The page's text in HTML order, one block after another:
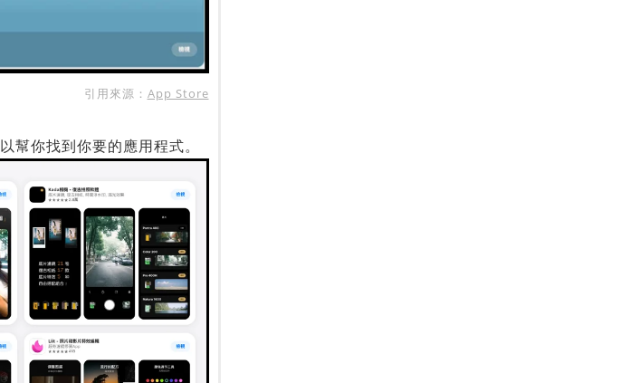
引用來源： App Store
幫你找到你要的應用程式。